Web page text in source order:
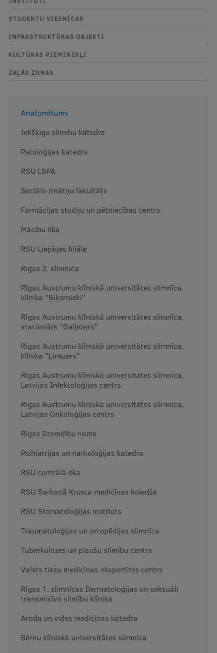
Mobile
galvenā
izvēlne
Studiju iespējas
Pamatstudiju programmas
Maģistra studiju programmas
Mūsu cilvēki
Stratēģija
Vēsture un tradīcijas
Identitāte
RSU fonds
Aula
Muzeji un ekspozīcijas
Ģerbonis
Projekti
Reitingi
Mūžizglītība
STUDENTU VIESNĪCAS
INFRASTRUKTŪRAS OBJEKTI
KULTŪRAS PIEMINEKĻI
ZAĻĀS ZONAS
Anatomikums
Iekšķīgo slimību katedra
Patoloģijas katedra
RSU LSPA
Sociālo zinātņu fakultāte
Farmācijas studiju un pētniecības centrs
Mācību ēka
RSU Liepājas filiāle
Rīgas 2. slimnīca
Rīgas Austrumu klīniskā universitātes slimnīca,
klīnika "Biķernieki"
Rīgas Austrumu klīniskā universitātes slimnīca,
stacionārs "Gaiļezers"
Rīgas Austrumu klīniskā universitātes slimnīca,
klīnika "Linezers"
Rīgas Austrumu klīniskā universitātes slimnīca,
Latvijas Infektoloģijas centrs
Rīgas Austrumu klīniskā universitātes slimnīca,
Latvijas Onkoloģijas centrs
Rīgas Dzemdību nams
Psihiatrijas un narkoloģijas katedra
RSU centrālā ēka
RSU Sarkanā Krusta medicīnas koledža
RSU Stomatoloģijas institūts
Traumatoloģijas un ortopēdijas slimnīca
Tuberkulozes un plaušu slimību centrs
Valsts tiesu medicīnas ekspertīzes centrs
Rīgas 1. slimnīcas Dermatoloģijas un seksuāli
transmisīvo slimību klīnika
Aroda un vides medicīnas katedra
Bērnu klīniskā universitātes slimnīca